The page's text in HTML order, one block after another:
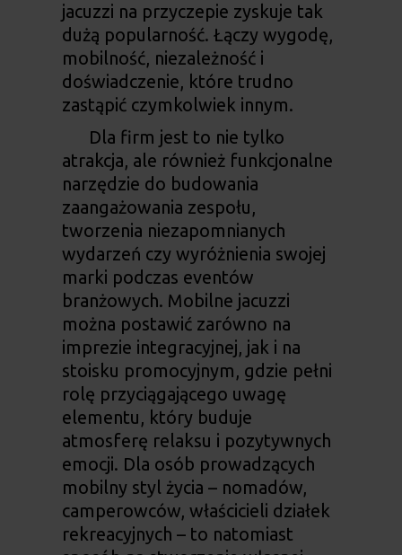
jacuzzi na przyczepie zyskuje tak
dużą popularność. Łączy wygodę,
mobilność, niezależność i
doświadczenie, które trudno
zastąpić czymkolwiek innym.
Dla firm jest to nie tylko
atrakcja, ale również funkcjonalne
narzędzie do budowania
zaangażowania zespołu,
tworzenia niezapomnianych
wydarzeń czy wyróżnienia swojej
marki podczas eventów
branżowych. Mobilne jacuzzi
można postawić zarówno na
imprezie integracyjnej, jak i na
stoisku promocyjnym, gdzie pełni
rolę przyciągającego uwagę
elementu, który buduje
atmosferę relaksu i pozytywnych
emocji. Dla osób prowadzących
mobilny styl życia – nomadów,
camperowców, właścicieli działek
rekreacyjnych – to natomiast